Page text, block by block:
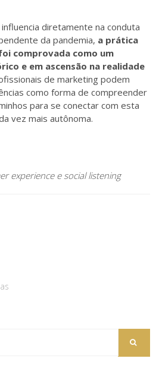
diretamente na conduta
da pandemia, a prática
comprovada como um
e em ascensão na realidade
de marketing podem
como forma de compreender
para se conectar com esta
vez mais autônoma.
experience e social listening